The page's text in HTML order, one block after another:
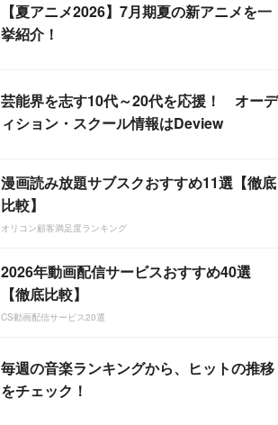
【夏アニメ2026】7月期夏の新アニメを一
挙紹介！
芸能界を志す10代～20代を応援！ オーデ
ィション・スクール情報はDeview
漫画読み放題サブスクおすすめ11選【徹底
比較】
オリコン顧客満足度ランキング
2026年動画配信サービスおすすめ40選
【徹底比較】
CS動画配信サービス20選
毎週の音楽ランキングから、ヒットの推移
をチェック！